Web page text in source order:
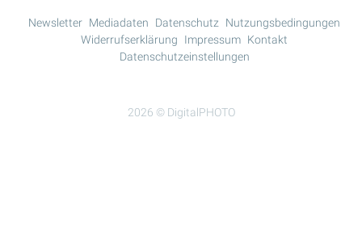
2026 © DigitalPHOTO
Newsletter Mediadaten Datenschutz
Nutzungsbedingungen
Widerrufserklärung
Impressum Kontakt
Datenschutzeinstellungen